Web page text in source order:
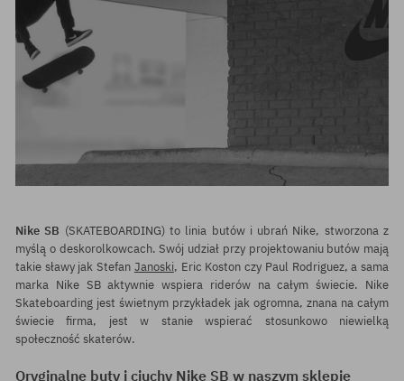
Nike SB (SKATEBOARDING) to linia butów i ubrań Nike, stworzona z
myślą o deskorolkowcach. Swój udział przy projektowaniu butów mają
takie sławy jak Stefan Janoski, Eric Koston czy Paul Rodriguez, a sama
marka Nike SB aktywnie wspiera riderów na całym świecie. Nike
Skateboarding jest świetnym przykładek jak ogromna, znana na całym
świecie firma, jest w stanie wspierać stosunkowo niewielką
społeczność skaterów.
Oryginalne buty i ciuchy Nike SB w naszym sklepie